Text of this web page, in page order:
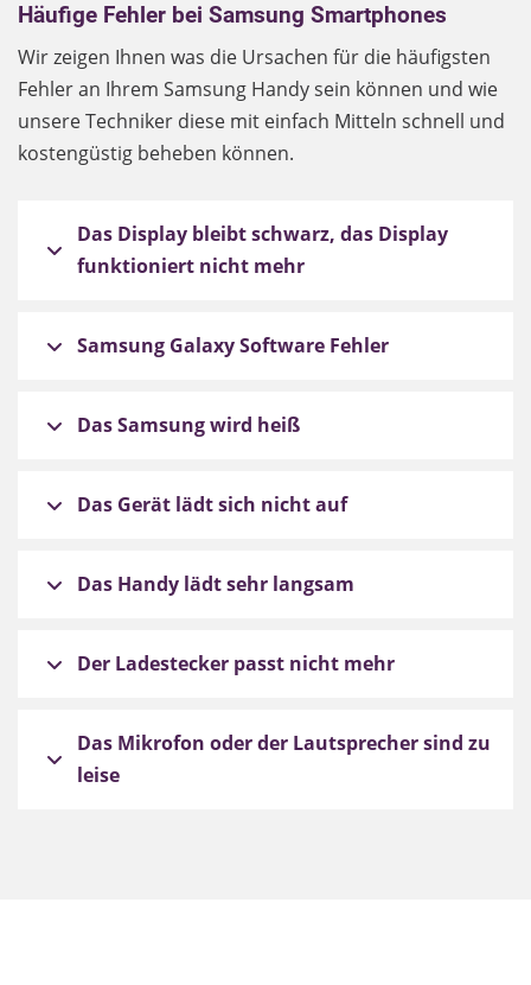
Häufige Fehler bei Samsung Smartphones
Wir zeigen Ihnen was die Ursachen für die häufigsten
Fehler an Ihrem Samsung Handy sein können und wie
unsere Techniker diese mit einfach Mitteln schnell und
kostengüstig beheben können.
Das Display bleibt schwarz, das Display
funktioniert nicht mehr
Samsung Galaxy Software Fehler
Das Samsung wird heiß
Das Gerät lädt sich nicht auf
Das Handy lädt sehr langsam
Der Ladestecker passt nicht mehr
Das Mikrofon oder der Lautsprecher sind zu
leise